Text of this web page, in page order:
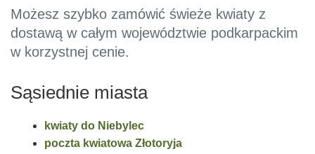
Możesz szybko zamówić świeże kwiaty z
dostawą w całym województwie podkarpackim
w korzystnej cenie.
Sąsiednie miasta
kwiaty do Niebylec
poczta kwiatowa Złotoryja